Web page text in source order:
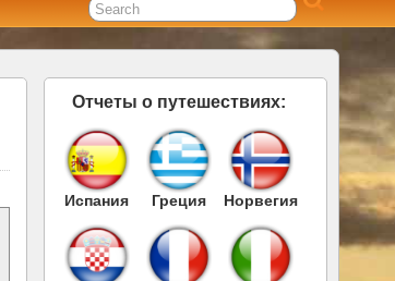
Отчеты о путешествиях:
Испания Греция Норвегия